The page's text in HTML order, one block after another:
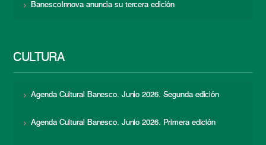
BanescoInnova anuncia su tercera edición
CULTURA
Agenda Cultural Banesco. Junio 2026. Segunda edición
Agenda Cultural Banesco. Junio 2026. Primera edición